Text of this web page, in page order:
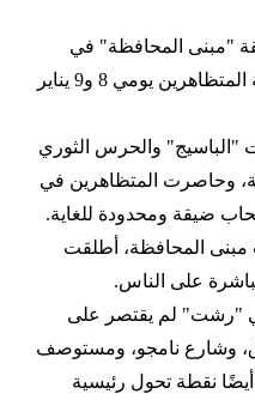
"مبنى المحافظة" في
رشت أحد المواقع الرئيسية لمقتلة المتظاهرين يومي 8 و9 يناير
"الباسيج" والحرس الثوري
وحاصرت المتظاهرين في
ضيقة ومحدودة للغاية.
مبنى المحافظة، أطلقت
على الناس.
"رشت" لم يقتصر على
وشارع نامجو، ومستوصف
نقطة تحول رئيسية